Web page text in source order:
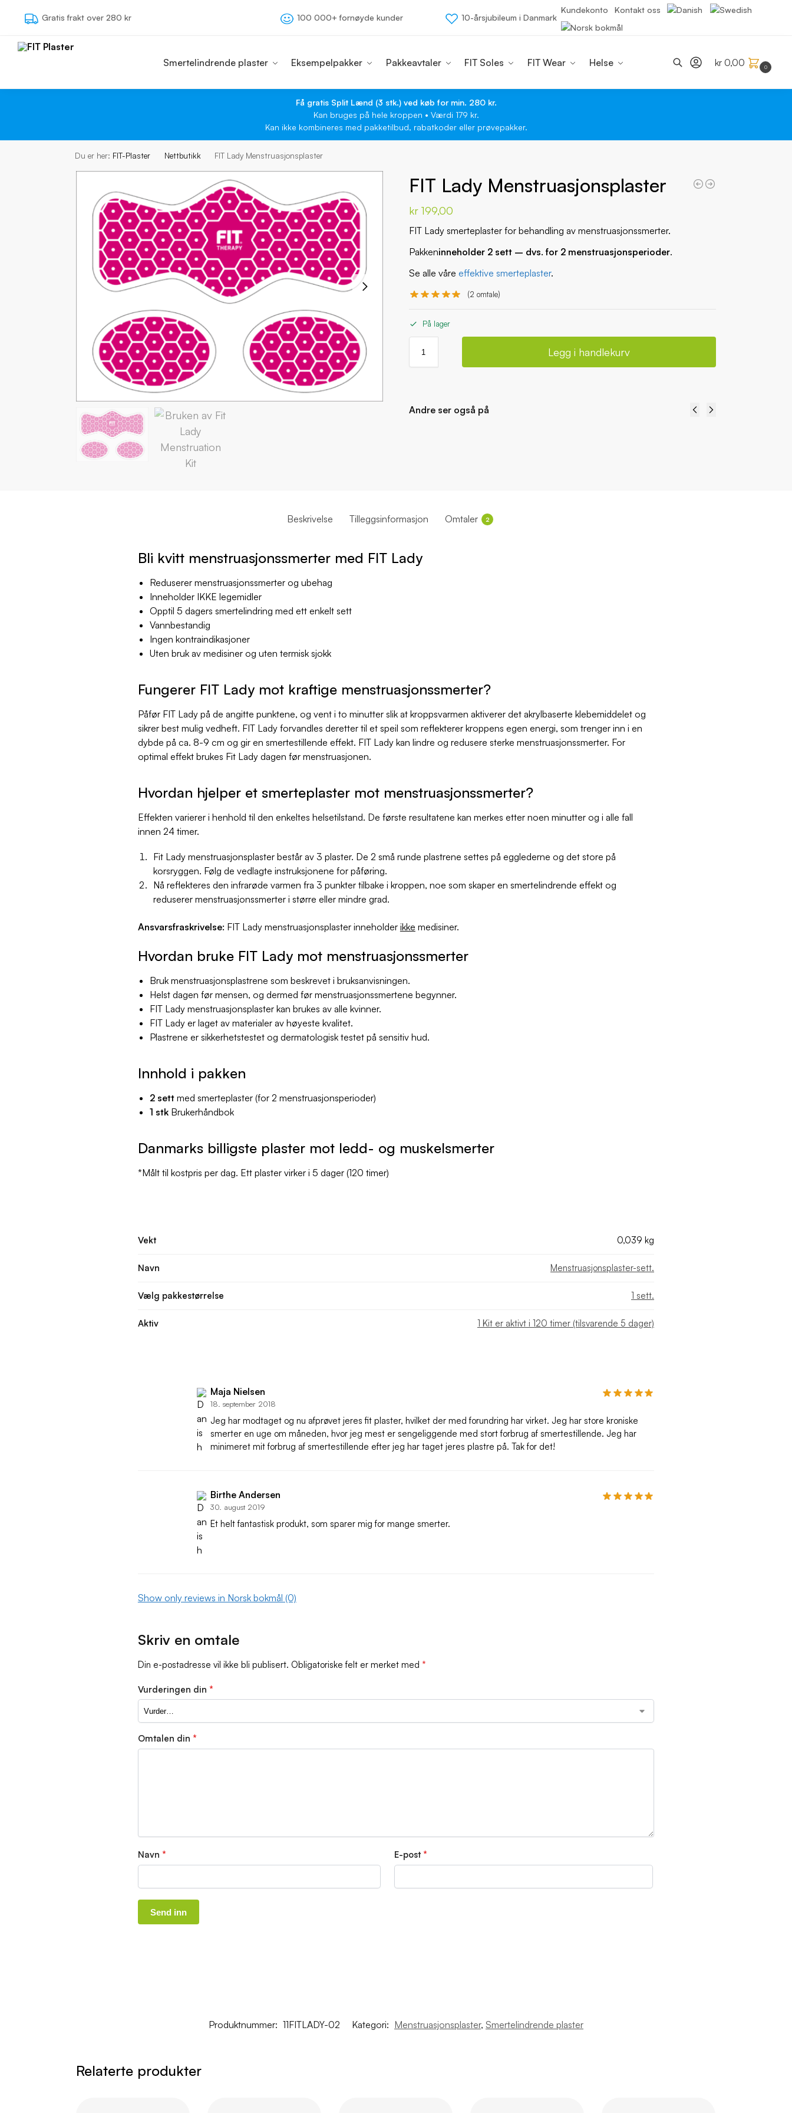
Gratis frakt over 280 kr 100 000+ fornøyde kunder 10-årsjubileum i Danmark
Kundekonto Kontakt oss
Smertelindrende plaster Eksempelpakker Pakkeavtaler FIT Soles FIT Wear Helse
Søg
kr 0,00 0
Få gratis Split Lænd (3 stk.) ved køb for min. 280 kr.
Kan bruges på hele kroppen • Værdi 179 kr.
Kan ikke kombineres med pakketilbud, rabatkoder eller prøvepakker.
Du er her: FIT-Plaster Nettbutikk FIT Lady Menstruasjonsplaster
FIT Lady Menstruasjonsplaster
kr199,00
FIT Lady smerteplaster for behandling av menstruasjonssmerter.
Pakkeninneholder 2 sett – dvs. for 2 menstruasjonsperioder.
Se alle våre effektive smerteplaster.
(2 omtale)
På lager
Legg i handlekurv
Andre ser også på
Beskrivelse Tilleggsinformasjon Omtaler 2
Bli kvitt menstruasjonssmerter med FIT Lady
Reduserer menstruasjonssmerter og ubehag
Inneholder IKKE legemidler
Opptil 5 dagers smertelindring med ett enkelt sett
Vannbestandig
Ingen kontraindikasjoner
Uten bruk av medisiner og uten termisk sjokk
Fungerer FIT Lady mot kraftige menstruasjonssmerter?
Påfør FIT Lady på de angitte punktene, og vent i to minutter slik at kroppsvarmen aktiverer det akrylbaserte klebemiddelet og
sikrer best mulig vedheft. FIT Lady forvandles deretter til et speil som reflekterer kroppens egen energi, som trenger inn i en
dybde på ca. 8-9 cm og gir en smertestillende effekt. FIT Lady kan lindre og redusere sterke menstruasjonssmerter. For
optimal effekt brukes Fit Lady dagen før menstruasjonen.
Hvordan hjelper et smerteplaster mot menstruasjonssmerter?
Effekten varierer i henhold til den enkeltes helsetilstand. De første resultatene kan merkes etter noen minutter og i alle fall
innen 24 timer.
Fit Lady menstruasjonsplaster består av 3 plaster. De 2 små runde plastrene settes på egglederne og det store på
korsryggen. Følg de vedlagte instruksjonene for påføring.
Nå reflekteres den infrarøde varmen fra 3 punkter tilbake i kroppen, noe som skaper en smertelindrende effekt og
reduserer menstruasjonssmerter i større eller mindre grad.
Ansvarsfraskrivelse: FIT Lady menstruasjonsplaster inneholder ikke medisiner.
Hvordan bruke FIT Lady mot menstruasjonssmerter
Bruk menstruasjonsplastrene som beskrevet i bruksanvisningen.
Helst dagen før mensen, og dermed før menstruasjonssmertene begynner.
FIT Lady menstruasjonsplaster kan brukes av alle kvinner.
FIT Lady er laget av materialer av høyeste kvalitet.
Plastrene er sikkerhetstestet og dermatologisk testet på sensitiv hud.
Innhold i pakken
2 settmed smerteplaster (for 2 menstruasjonsperioder)
1 stkBrukerhåndbok
Danmarks billigste plaster mot ledd- og muskelsmerter
*Målt til kostpris per dag. Ett plaster virker i 5 dager (120 timer)
Vekt 0,039 kg
Navn Menstruasjonsplaster-sett.
Vælg pakkestørrelse 1 sett.
Aktiv 1 Kit er aktivt i 120 timer (tilsvarende 5 dager)
Maja Nielsen
18. september 2018
Jeg har modtaget og nu afprøvet jeres fit plaster, hvilket der med forundring har virket. Jeg har store kroniske
smerter en uge om måneden, hvor jeg mest er sengeliggende med stort forbrug af smertestillende. Jeg har
minimeret mit forbrug af smertestillende efter jeg har taget jeres plastre på. Tak for det!
Birthe Andersen
30. august 2019
Et helt fantastisk produkt, som sparer mig for mange smerter.
Show only reviews in Norsk bokmål (0)
Skriv en omtale
Din e-postadresse vil ikke bli publisert. Obligatoriske felt er merket med *
Vurderingen din *
Omtalen din *
Navn * E-post*
Produktnummer: 11FITLADY-02 Kategori: Menstruasjonsplaster, Smertelindrende plaster
Relaterte produkter